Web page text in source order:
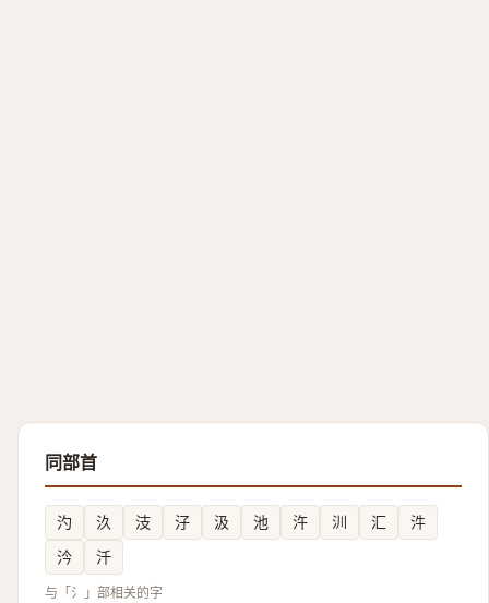
同部首
汋 汣 汥 汓 汲 池 汻 汌 汇
汼
汵
汘
与「氵」部相关的字